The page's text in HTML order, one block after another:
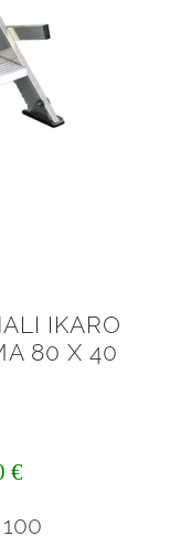
IKARO
80 X 40
€Il
attuale